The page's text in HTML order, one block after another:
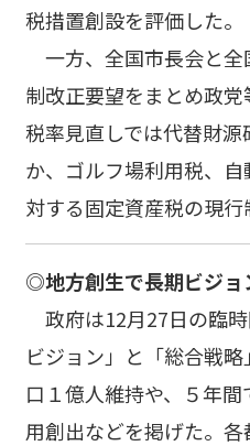
税措置創設を評価した。
一方、全国市長会と全
制改正要望をまとめ政
税率見直しでは代替財
か、ゴルフ場利用税、
対する固定資産税の現行
◎地方創生で長期ビジ
政府は12月27日の臨
ビジョン」と「総合戦
口１億人維持や、５年
用創出などを掲げた。